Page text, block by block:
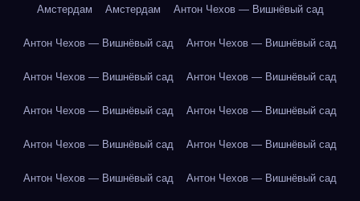
Амстердам Амстердам Антон Чехов — Вишнёвый сад
Антон Чехов — Вишнёвый сад Антон Чехов — Вишнёвый сад
Антон Чехов — Вишнёвый сад Антон Чехов — Вишнёвый сад
Антон Чехов — Вишнёвый сад Антон Чехов — Вишнёвый сад
Антон Чехов — Вишнёвый сад Антон Чехов — Вишнёвый сад
Антон Чехов — Вишнёвый сад Антон Чехов — Вишнёвый сад